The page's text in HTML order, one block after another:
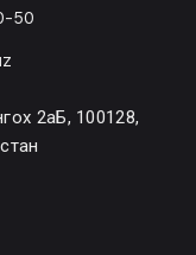
50
2аБ, 100128,